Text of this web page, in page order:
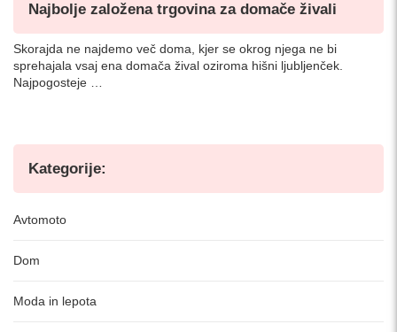
Najbolje založena trgovina za domače živali
Skorajda ne najdemo več doma, kjer se okrog njega ne bi
sprehajala vsaj ena domača žival oziroma hišni ljubljenček.
Najpogosteje …
Kategorije:
Avtomoto
Dom
Moda in lepota